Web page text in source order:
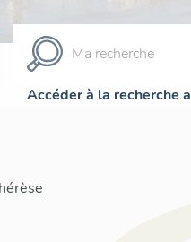
Accéder à la recherche